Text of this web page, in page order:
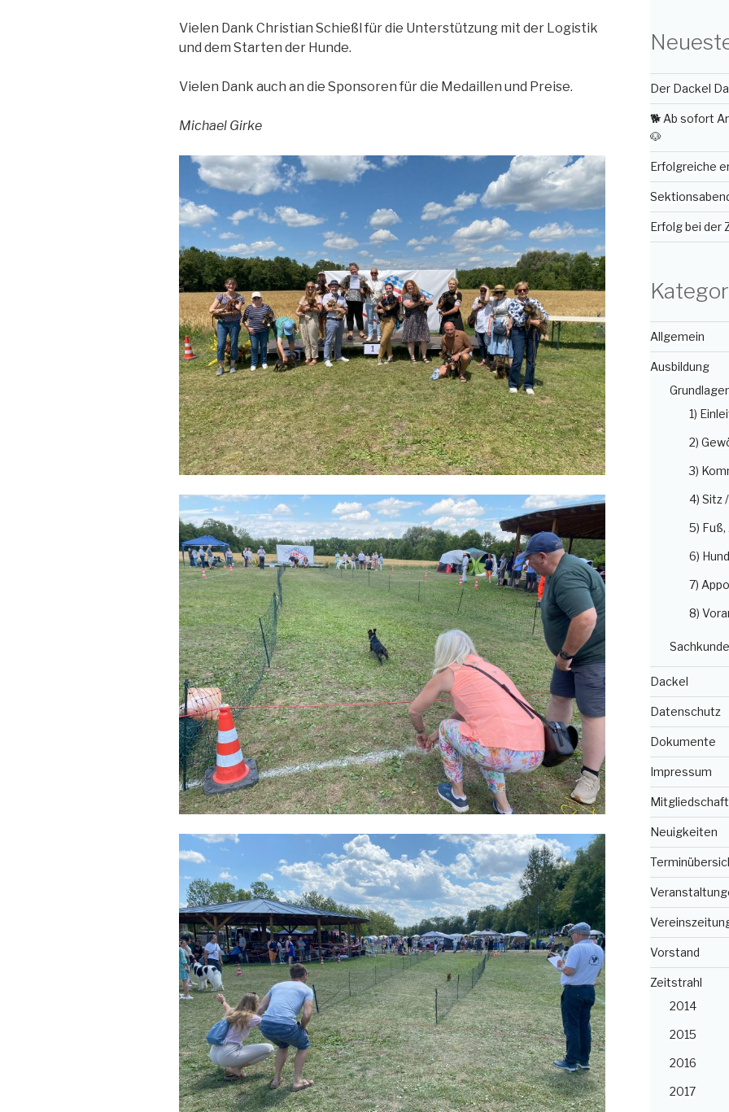
Vielen Dank Christian Schießl für die Unterstützung mit der Logistik
und dem Starten der Hunde.
Vielen Dank auch an die Sponsoren für die Medaillen und Preise.
Michael Girke
Der Dackel
🐕 Ab sofort
🐶
Erfolgreiche
Erfolg bei der
Allgemein
Ausbildung
1)
2)
3)
4) Sitz
5)
6)
7)
8)
Dackel
Datenschutz
Dokumente
Impressum
Mitgliedschaft
Neuigkeiten
Vorstand
Zeitstrahl
2014
2015
2016
2017